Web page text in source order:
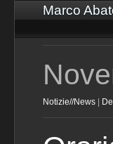
Marco
Notizie//News